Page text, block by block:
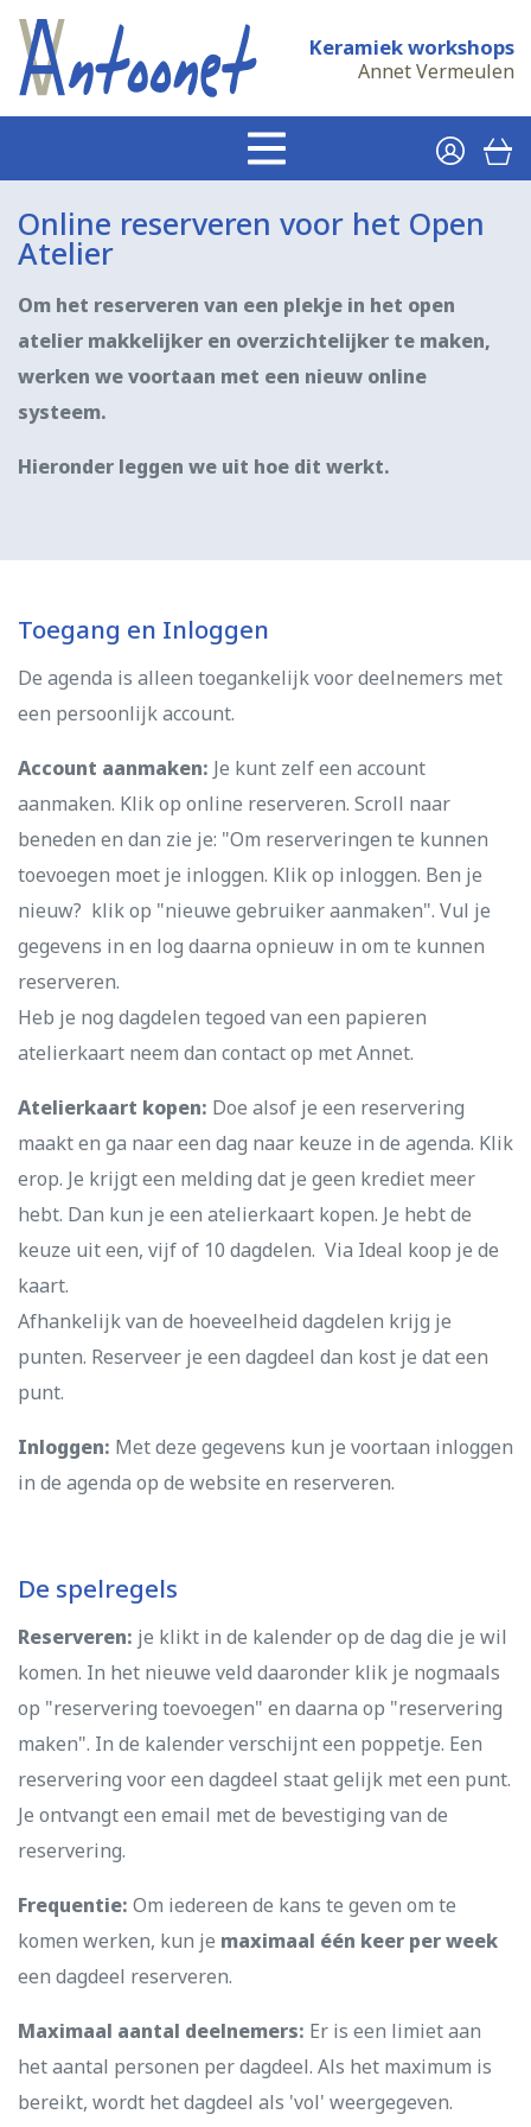
Deze website gebruikt functies
waarbij cookies zowel noodzakelijk
als handig zijn.- bekijk details
Cookies toestaan